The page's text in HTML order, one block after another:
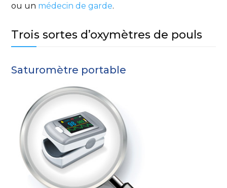
ou un médecin de garde.
Trois sortes d’oxymètres de pouls
Saturomètre portable